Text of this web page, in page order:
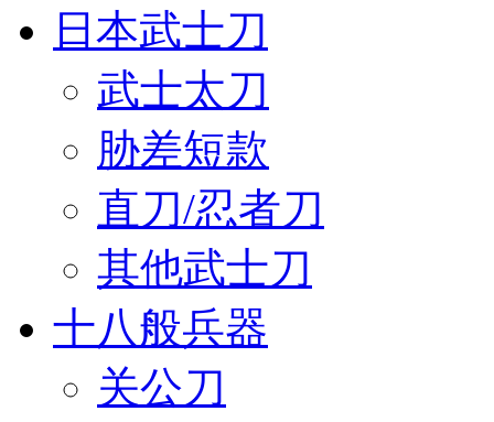
日本武士刀
武士太刀
胁差短款
直刀/忍者刀
其他武士刀
十八般兵器
关公刀